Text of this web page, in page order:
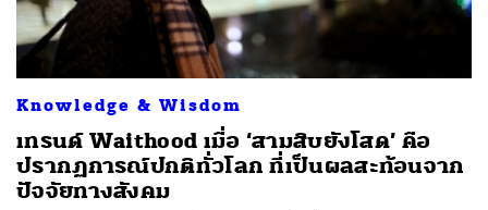
Knowledge & Wisdom
เทรนด์ Waithood เมื่อ ‘สามสิบยังโสด’ คือ
ปรากฏการณ์ปกติทั่วโลก ที่เป็นผลสะท้อนจาก
ปัจจัยทางสังคม